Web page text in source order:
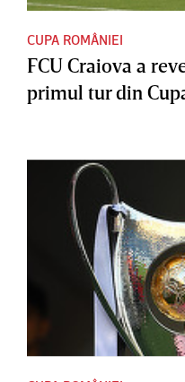
CUPA ROMÂNIEI
FCU Craiova a
primul tur din